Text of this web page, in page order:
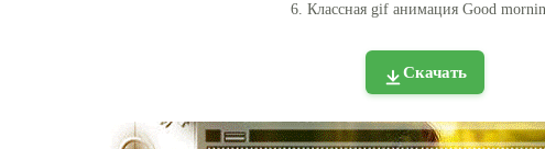
6. Классная gif анимация Good
Скачать